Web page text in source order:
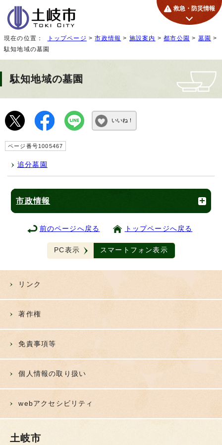
救急・防災情報
現在の位置： トップページ >市政情報 > 施設案内 >都市公園 > 墓園 >
駄知地域の墓園
駄知地域の墓園
いいね！
ページ番号1005467
追分墓園
市政情報
前のページへ戻る トップページへ戻る
PC表示 スマートフォン表示
リンク
著作権
免責事項等
個人情報の取り扱い
webアクセシビリティ
土岐市